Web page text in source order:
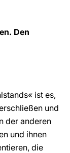
Den
ist es,
und
der anderen
und ihnen
die